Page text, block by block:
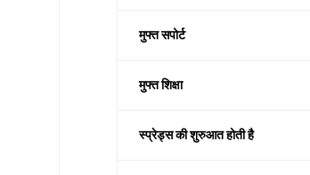
मुफ्त सपोर्ट
मुफ्त शिक्षा
स्प्रेड्स की शुरुआत होती है